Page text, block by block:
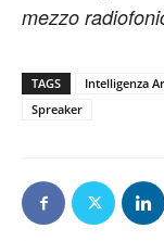
mezzo
TAGS Intelligenza
Spreaker